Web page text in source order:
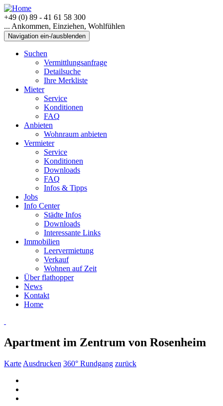
+49 (0) 89 - 41 61 58 300
... Ankommen, Einziehen, Wohlfühlen
Navigation ein-/ausblenden
Suchen
Vermittlungsanfrage
Detailsuche
Ihre Merkliste
Mieter
Service
Konditionen
FAQ
Anbieten
Wohnraum anbieten
Vermieter
Service
Konditionen
Downloads
FAQ
Infos & Tipps
Jobs
Info Center
Städte Infos
Downloads
Interessante Links
Immobilien
Leervermietung
Verkauf
Wohnen auf Zeit
Über flathopper
News
Kontakt
Home
Apartment im Zentrum von Rosenheim
Karte Ausdrucken 360° Rundgang zurück